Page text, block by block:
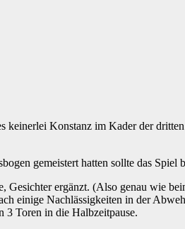
Konstanz im Kader der
gemeistert hatten sollte das Spiel
Gesichter ergänzt. (Also genau wie
einige Nachlässigkeiten in der
3 Toren in die Halbzeitpause.